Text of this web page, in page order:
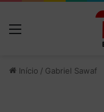
Início / Gabriel Sawaf